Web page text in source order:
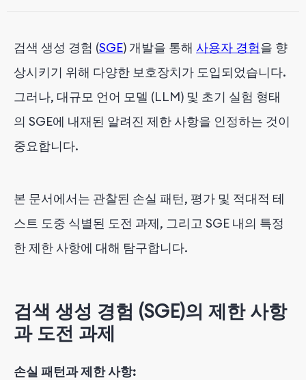
검색 생성 경험 (SGE) 개발을 통해 사용자 경험을 향
상시키기 위해 다양한 보호장치가 도입되었습니다.
그러나, 대규모 언어 모델 (LLM) 및 초기 실험 형태
의 SGE에 내재된 알려진 제한 사항을 인정하는 것이
중요합니다.
본 문서에서는 관찰된 손실 패턴, 평가 및 적대적 테
스트 도중 식별된 도전 과제, 그리고 SGE 내의 특정
한 제한 사항에 대해 탐구합니다.
검색 생성 경험 (SGE)의 제한 사항
과 도전 과제
손실 패턴과 제한 사항: